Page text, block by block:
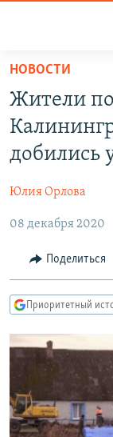
доступа
Вернуться
основному
Вернутся
навигации
Вернутся
поиску
АВТОРСКИЕ
МНЕНИЯ
КУЛЬТУРА
IDEL.РЕАЛИИ
СЕВЕР.РЕАЛИИ
СИБИРЬ.РЕАЛИИ
РАСПИСАНИЕ
НОВОСТИ
Жители
добились
Юлия Орлова
08 декабря 2020
Поделиться
Приоритетный